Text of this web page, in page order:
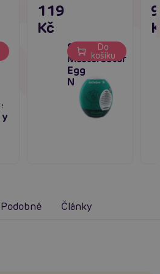
Satisfyer
Masturbator
Egg
Naughty
119
Kč
Do
košíku
9
Podobné Články